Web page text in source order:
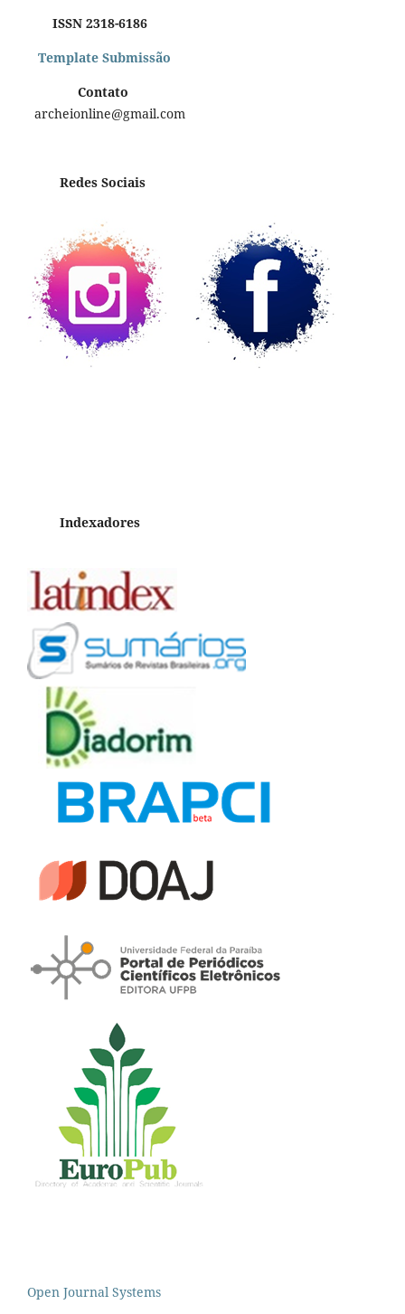
ISSN 2318-6186
Template Submissão
Contato
archeionline@gmail.com
Redes Sociais
Indexadores
Open Journal Systems